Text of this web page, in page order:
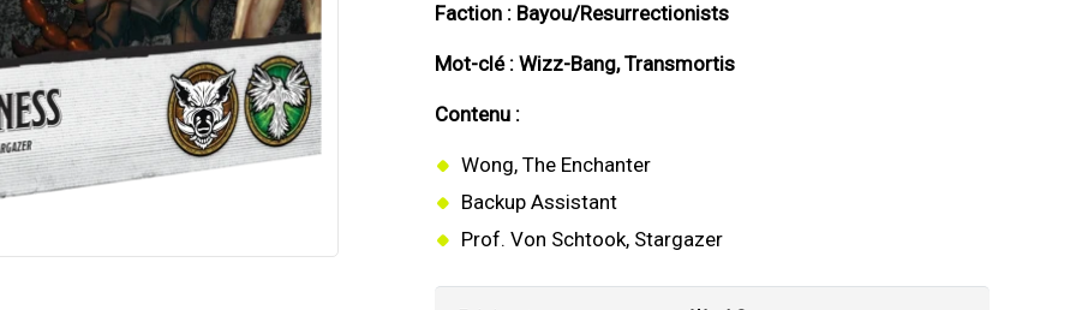
Faction : Bayou/Resurrectionists
Mot-clé : Wizz-Bang, Transmortis
Contenu :
Wong, The Enchanter
Backup Assistant
Prof. Von Schtook, Stargazer